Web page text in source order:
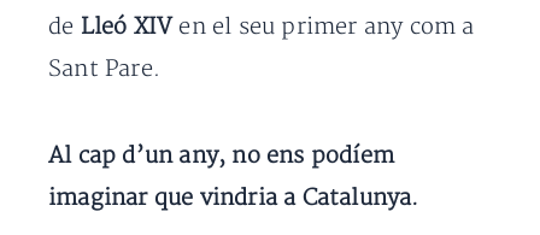
de Lleó XIV en el seu primer any com a
Sant Pare.
Al cap d’un any, no ens podíem
imaginar que vindria a Catalunya.